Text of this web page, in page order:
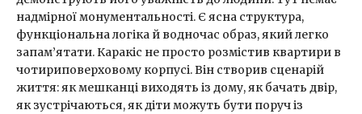
надмірної монументальності. Є ясна структура,
функціональна логіка й водночас образ, який легко
запам’ятати. Каракіс не просто розмістив квартири в
чотириповерховому корпусі. Він створив сценарій
життя: як мешканці виходять із дому, як бачать двір,
як зустрічаються, як діти можуть бути поруч із